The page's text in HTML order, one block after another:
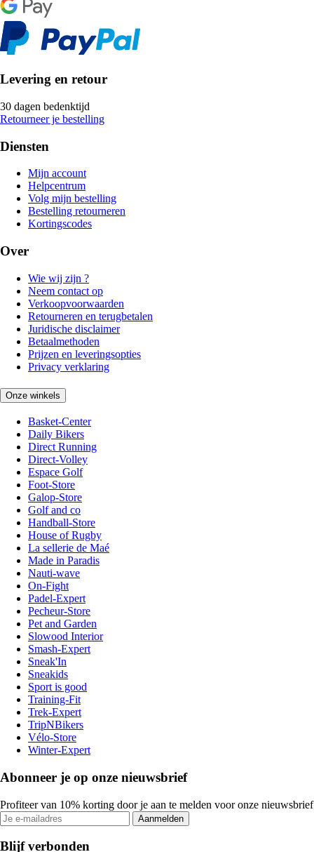
Levering en retour
30 dagen bedenktijd
Retourneer je bestelling
Diensten
Mijn account
Helpcentrum
Volg mijn bestelling
Bestelling retourneren
Kortingscodes
Over
Wie wij zijn ?
Neem contact op
Verkoopvoorwaarden
Retourneren en terugbetalen
Juridische disclaimer
Betaalmethoden
Prijzen en leveringsopties
Privacy verklaring
Onze winkels
Basket-Center
Daily Bikers
Direct Running
Direct-Volley
Espace Golf
Foot-Store
Galop-Store
Golf and co
Handball-Store
House of Rugby
La sellerie de Maé
Made in Paradis
Nauti-wave
On-Fight
Padel-Expert
Pecheur-Store
Pet and Garden
Slowood Interior
Smash-Expert
Sneak'In
Sneakids
Sport is good
Training-Fit
Trek-Expert
TripNBikers
Vélo-Store
Winter-Expert
Abonneer je op onze nieuwsbrief
Profiteer van 10% korting door je aan te melden voor onze nieuwsbrief
Aanmelden
Blijf verbonden